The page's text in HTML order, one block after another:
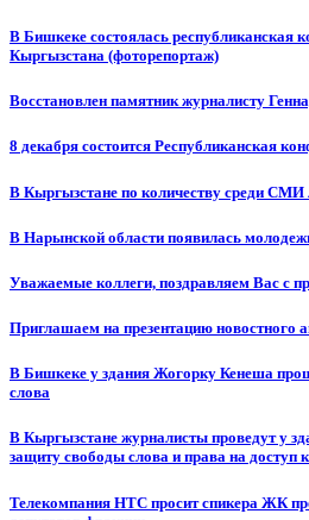
В Бишкеке состоялась республиканская
Кыргызстана (фоторепортаж)
Восстановлен памятник журналисту
8 декабря состоится Республиканская
В Кыргызстане по количеству среди СМИ
В Нарынской области появилась
Уважаемые коллеги, поздравляем Вас с
Приглашаем на презентацию новостного
В Бишкеке у здания Жогорку Кенеша
слова
В Кыргызстане журналисты проведут у
защиту свободы слова и права на доступ
Телекомпания НТС просит спикера ЖК